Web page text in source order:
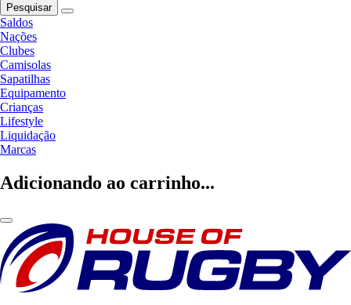
Pesquisar
Saldos
Nações
Clubes
Camisolas
Sapatilhas
Equipamento
Crianças
Lifestyle
Liquidação
Marcas
Adicionando ao carrinho...